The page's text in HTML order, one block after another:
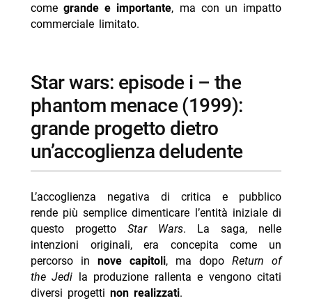
comegrande e importante, ma con un impatto
commerciale limitato.
star wars: episode i – the
phantom menace (1999):
grande progetto dietro
un’accoglienza deludente
L’accoglienza negativa di critica e pubblico
rende più semplice dimenticare l’entità iniziale di
questo progetto Star Wars. La saga, nelle
intenzioni originali, era concepita come un
percorso in nove capitoli, ma dopoReturn of
the Jedi la produzione rallenta e vengono citati
diversi progetti non realizzati.